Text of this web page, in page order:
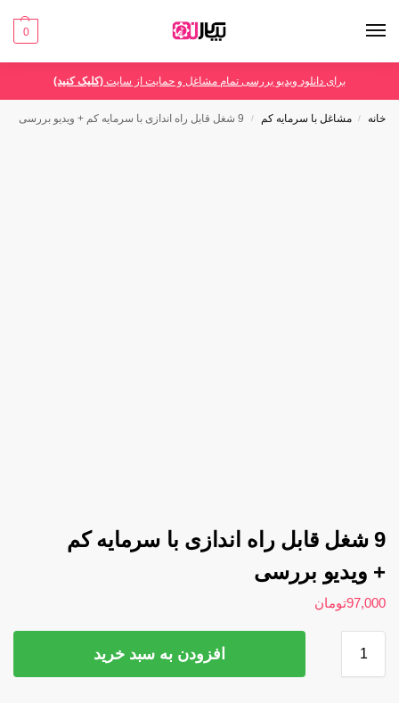
0
برای دانلود ویدیو بررسی تمام مشاغل و حمایت از سایت (کلیک کنید)
خانه / مشاغل با سرمایه کم / 9 شغل قابل راه اندازی با سرمایه کم + ویدیو بررسی
9 شغل قابل راه اندازی با سرمایه کم
+ ویدیو بررسی
97,000تومان
افزودن به سبد خرید